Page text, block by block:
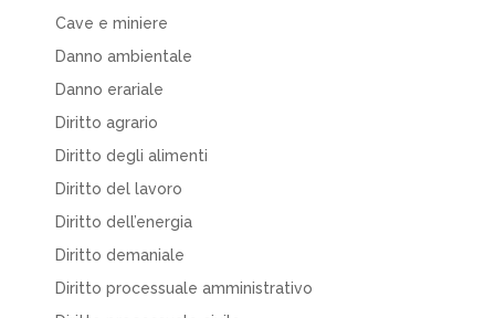
Cave e miniere
Danno ambientale
Danno erariale
Diritto agrario
Diritto degli alimenti
Diritto del lavoro
Diritto dell’energia
Diritto demaniale
Diritto processuale amministrativo